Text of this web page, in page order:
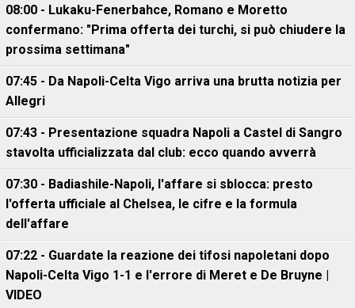
08:00 - Lukaku-Fenerbahce, Romano e Moretto
confermano: "Prima offerta dei turchi, si può chiudere la
prossima settimana"
07:45 - Da Napoli-Celta Vigo arriva una brutta notizia per
Allegri
07:43 - Presentazione squadra Napoli a Castel di Sangro
stavolta ufficializzata dal club: ecco quando avverrà
07:30 - Badiashile-Napoli, l'affare si sblocca: presto
l'offerta ufficiale al Chelsea, le cifre e la formula
dell'affare
07:22 - Guardate la reazione dei tifosi napoletani dopo
Napoli-Celta Vigo 1-1 e l'errore di Meret e De Bruyne |
VIDEO